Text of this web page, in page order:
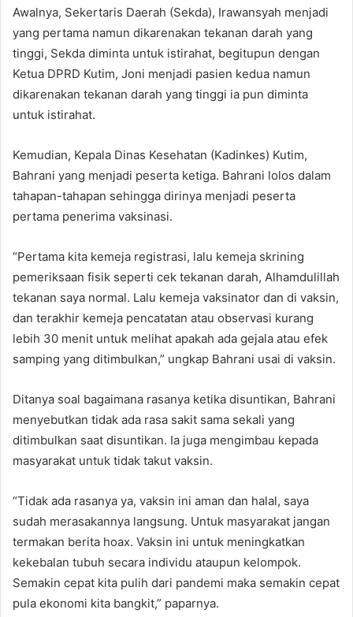
Awalnya, Sekertaris Daerah (Sekda), Irawansyah menjadi
yang pertama namun dikarenakan tekanan darah yang
tinggi, Sekda diminta untuk istirahat, begitupun dengan
Ketua DPRD Kutim, Joni menjadi pasien kedua namun
dikarenakan tekanan darah yang tinggi ia pun diminta
untuk istirahat.
Kemudian, Kepala Dinas Kesehatan (Kadinkes) Kutim,
Bahrani yang menjadi peserta ketiga. Bahrani lolos dalam
tahapan-tahapan sehingga dirinya menjadi peserta
pertama penerima vaksinasi.
“Pertama kita kemeja registrasi, lalu kemeja skrining
pemeriksaan fisik seperti cek tekanan darah, Alhamdulillah
tekanan saya normal. Lalu kemeja vaksinator dan di vaksin,
dan terakhir kemeja pencatatan atau observasi kurang
lebih 30 menit untuk melihat apakah ada gejala atau efek
samping yang ditimbulkan,” ungkap Bahrani usai di vaksin.
Ditanya soal bagaimana rasanya ketika disuntikan, Bahrani
menyebutkan tidak ada rasa sakit sama sekali yang
ditimbulkan saat disuntikan. Ia juga mengimbau kepada
masyarakat untuk tidak takut vaksin.
“Tidak ada rasanya ya, vaksin ini aman dan halal, saya
sudah merasakannya langsung. Untuk masyarakat jangan
termakan berita hoax. Vaksin ini untuk meningkatkan
kekebalan tubuh secara individu ataupun kelompok.
Semakin cepat kita pulih dari pandemi maka semakin cepat
pula ekonomi kita bangkit,” paparnya.